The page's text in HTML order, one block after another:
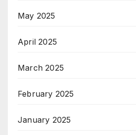
May 2025
April 2025
March 2025
February 2025
January 2025